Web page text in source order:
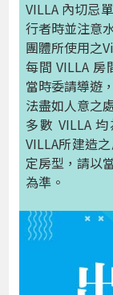
VILLA 內切忌
行者時並注意
團體所使用之
每間 VILLA
當時委請導遊
法盡如人意之
多數 VILLA
VILLA所建造
定房型，請以
為準。